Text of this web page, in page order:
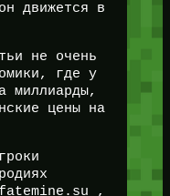
движется в
не очень
где у
миллиарды,
цены на
,